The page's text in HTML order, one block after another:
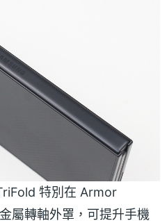
特別在 Armor
屬轉軸外罩，可提升手機